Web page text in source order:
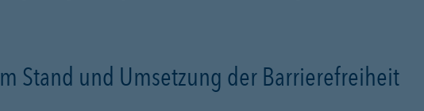
Stand und Umsetzung der Barrierefreiheit